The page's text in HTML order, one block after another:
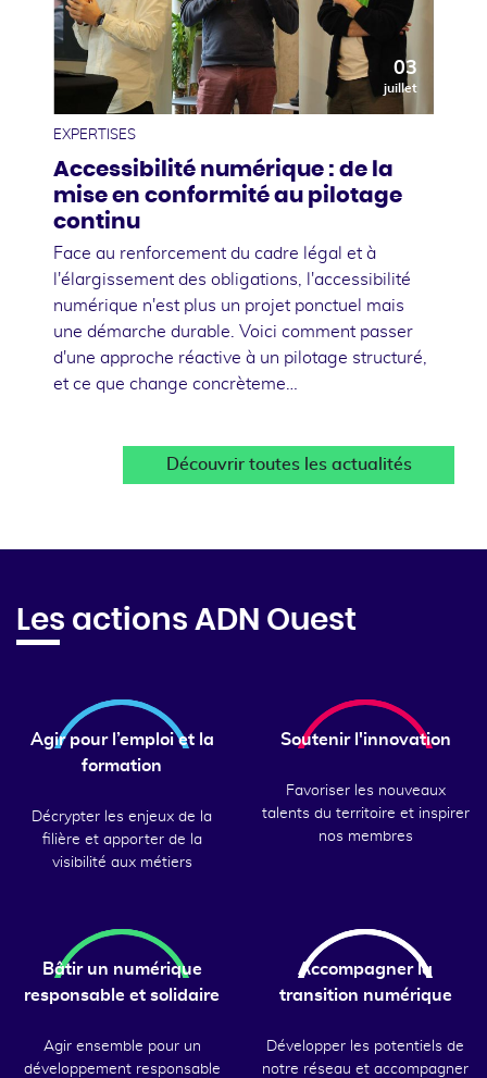
03
juillet
EXPERTISES
Accessibilité numérique : de la
mise en conformité au pilotage
continu
Face au renforcement du cadre légal et à
l'élargissement des obligations, l'accessibilité
numérique n'est plus un projet ponctuel mais
une démarche durable. Voici comment passer
d'une approche réactive à un pilotage structuré,
et ce que change concrèteme…
Découvrir toutes les actualités
Les actions ADN Ouest
Agir pour l’emploi et la
formation
Décrypter les enjeux de la
filière et apporter de la
visibilité aux métiers
Soutenir l'innovation
Favoriser les nouveaux
talents du territoire et inspirer
nos membres
Bâtir un numérique
responsable et solidaire
Agir ensemble pour un
développement responsable
Accompagner la
transition numérique
Développer les potentiels de
notre réseau et accompagner